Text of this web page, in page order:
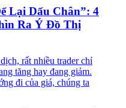
Lại Dấu Chân”: 4
Ra Ý Đồ Thị
rất nhiều trader chỉ
tăng hay đang giảm.
đi của giá, chúng ta